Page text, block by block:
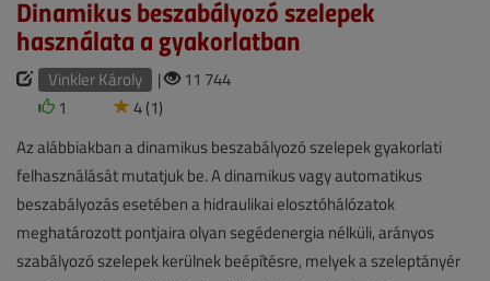
Dinamikus beszabályozó szelepek
használata a gyakorlatban
Vinkler Károly |
11 744
1
4 (1)
Az alábbiakban a dinamikus beszabályozó szelepek gyakorlati
felhasználását mutatjuk be. A dinamikus vagy automatikus
beszabályozás esetében a hidraulikai elosztóhálózatok
meghatározott pontjaira olyan segédenergia nélküli, arányos
szabályozó szelepek kerülnek beépítésre, melyek a szeleptányér